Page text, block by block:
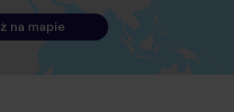
na mapie